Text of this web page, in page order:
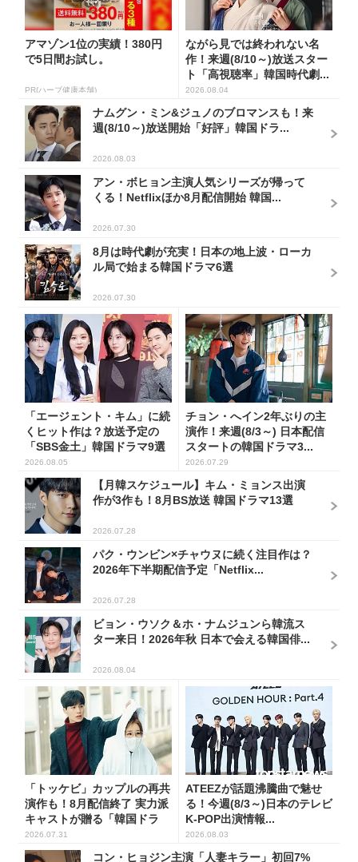
アマゾン1位の実績！380円
で5日間お試し。
PR(ハーブ健康本舗)
ながら見では終われない名
作！来週(8/10～)放送スター
ト「高視聴率」韓国時代劇...
2026.08.04
ナムグン・ミン&ジュノのブロマンスも！来
週(8/10～)放送開始「好評」韓国ドラ...
2026.08.03
アン・ボヒョン主演人気シリーズが帰って
くる！Netflixほか8月配信開始 韓国...
2026.07.30
8月は時代劇が充実！日本の地上波・ローカ
ル局で始まる韓国ドラマ6選
2026.07.30
「エージェント・キム」に続
くヒット作は？放送予定の
「SBS金土」韓国ドラマ9選
2026.08.05
チョン・へイン2年ぶりの主
演作！来週(8/3～) 日本配信
スタートの韓国ドラマ3...
2026.07.29
【月韓スケジュール】キム・ミョンス出演
作が3作も！8月BS放送 韓国ドラマ13選
2026.07.28
パク・ウンビン×チャウヌに続く注目作は？
2026年下半期配信予定「Netflix...
2026.07.28
ビョン・ウソク＆ホ・ナムジュンら韓流ス
ター来日！2026年秋 日本で会える韓国俳...
2026.08.04
「トッケビ」カップルの再共
演作も！8月配信終了 実力派
キャストが贈る「韓国ドラ
マ...
2026.07.31
ATEEZが話題沸騰曲で魅せ
る！今週(8/3～)日本のテレビ
K-POP出演情報...
2026.08.03
コン・ヒョジン主演「人妻キラー」初回7%